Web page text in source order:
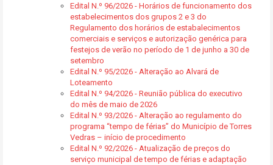
Edital N.º 96/2026 - Horários de funcionamento dos
estabelecimentos dos grupos 2 e 3 do
Regulamento dos horários de estabalecimentos
comerciais e serviços e autorização genérica para
festejos de verão no período de 1 de junho a 30 de
setembro
Edital N.º 95/2026 - Alteração ao Alvará de
Loteamento
Edital N.º 94/2026 - Reunião pública do executivo
do mês de maio de 2026
Edital N.º 93/2026 - Alteração ao regulamento do
programa “tempo de férias” do Município de Torres
Vedras – início de procedimento
Edital N.º 92/2026 - Atualização de preços do
serviço municipal de tempo de férias e adaptação